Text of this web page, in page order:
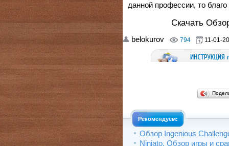
данной профессии, то
Скачать
belokurov 794 11-01-
Рекомендуем:
Обзор Ingenious
Ninjato. Обзор игры и